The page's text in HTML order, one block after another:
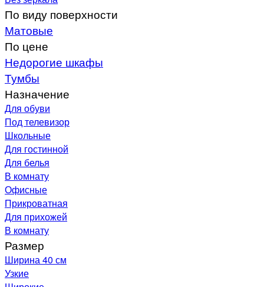
По виду поверхности
Матовые
По цене
Недорогие шкафы
Тумбы
Назначение
Для обуви
Под телевизор
Школьные
Для гостинной
Для белья
В комнату
Офисные
Прикроватная
Для прихожей
В комнату
Размер
Ширина 40 см
Узкие